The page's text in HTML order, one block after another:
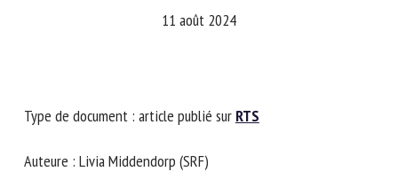
11 août 2024
Type de document : article publié sur RTS
Auteure : Livia Middendorp (SRF)
notre newsletter :
Nom *